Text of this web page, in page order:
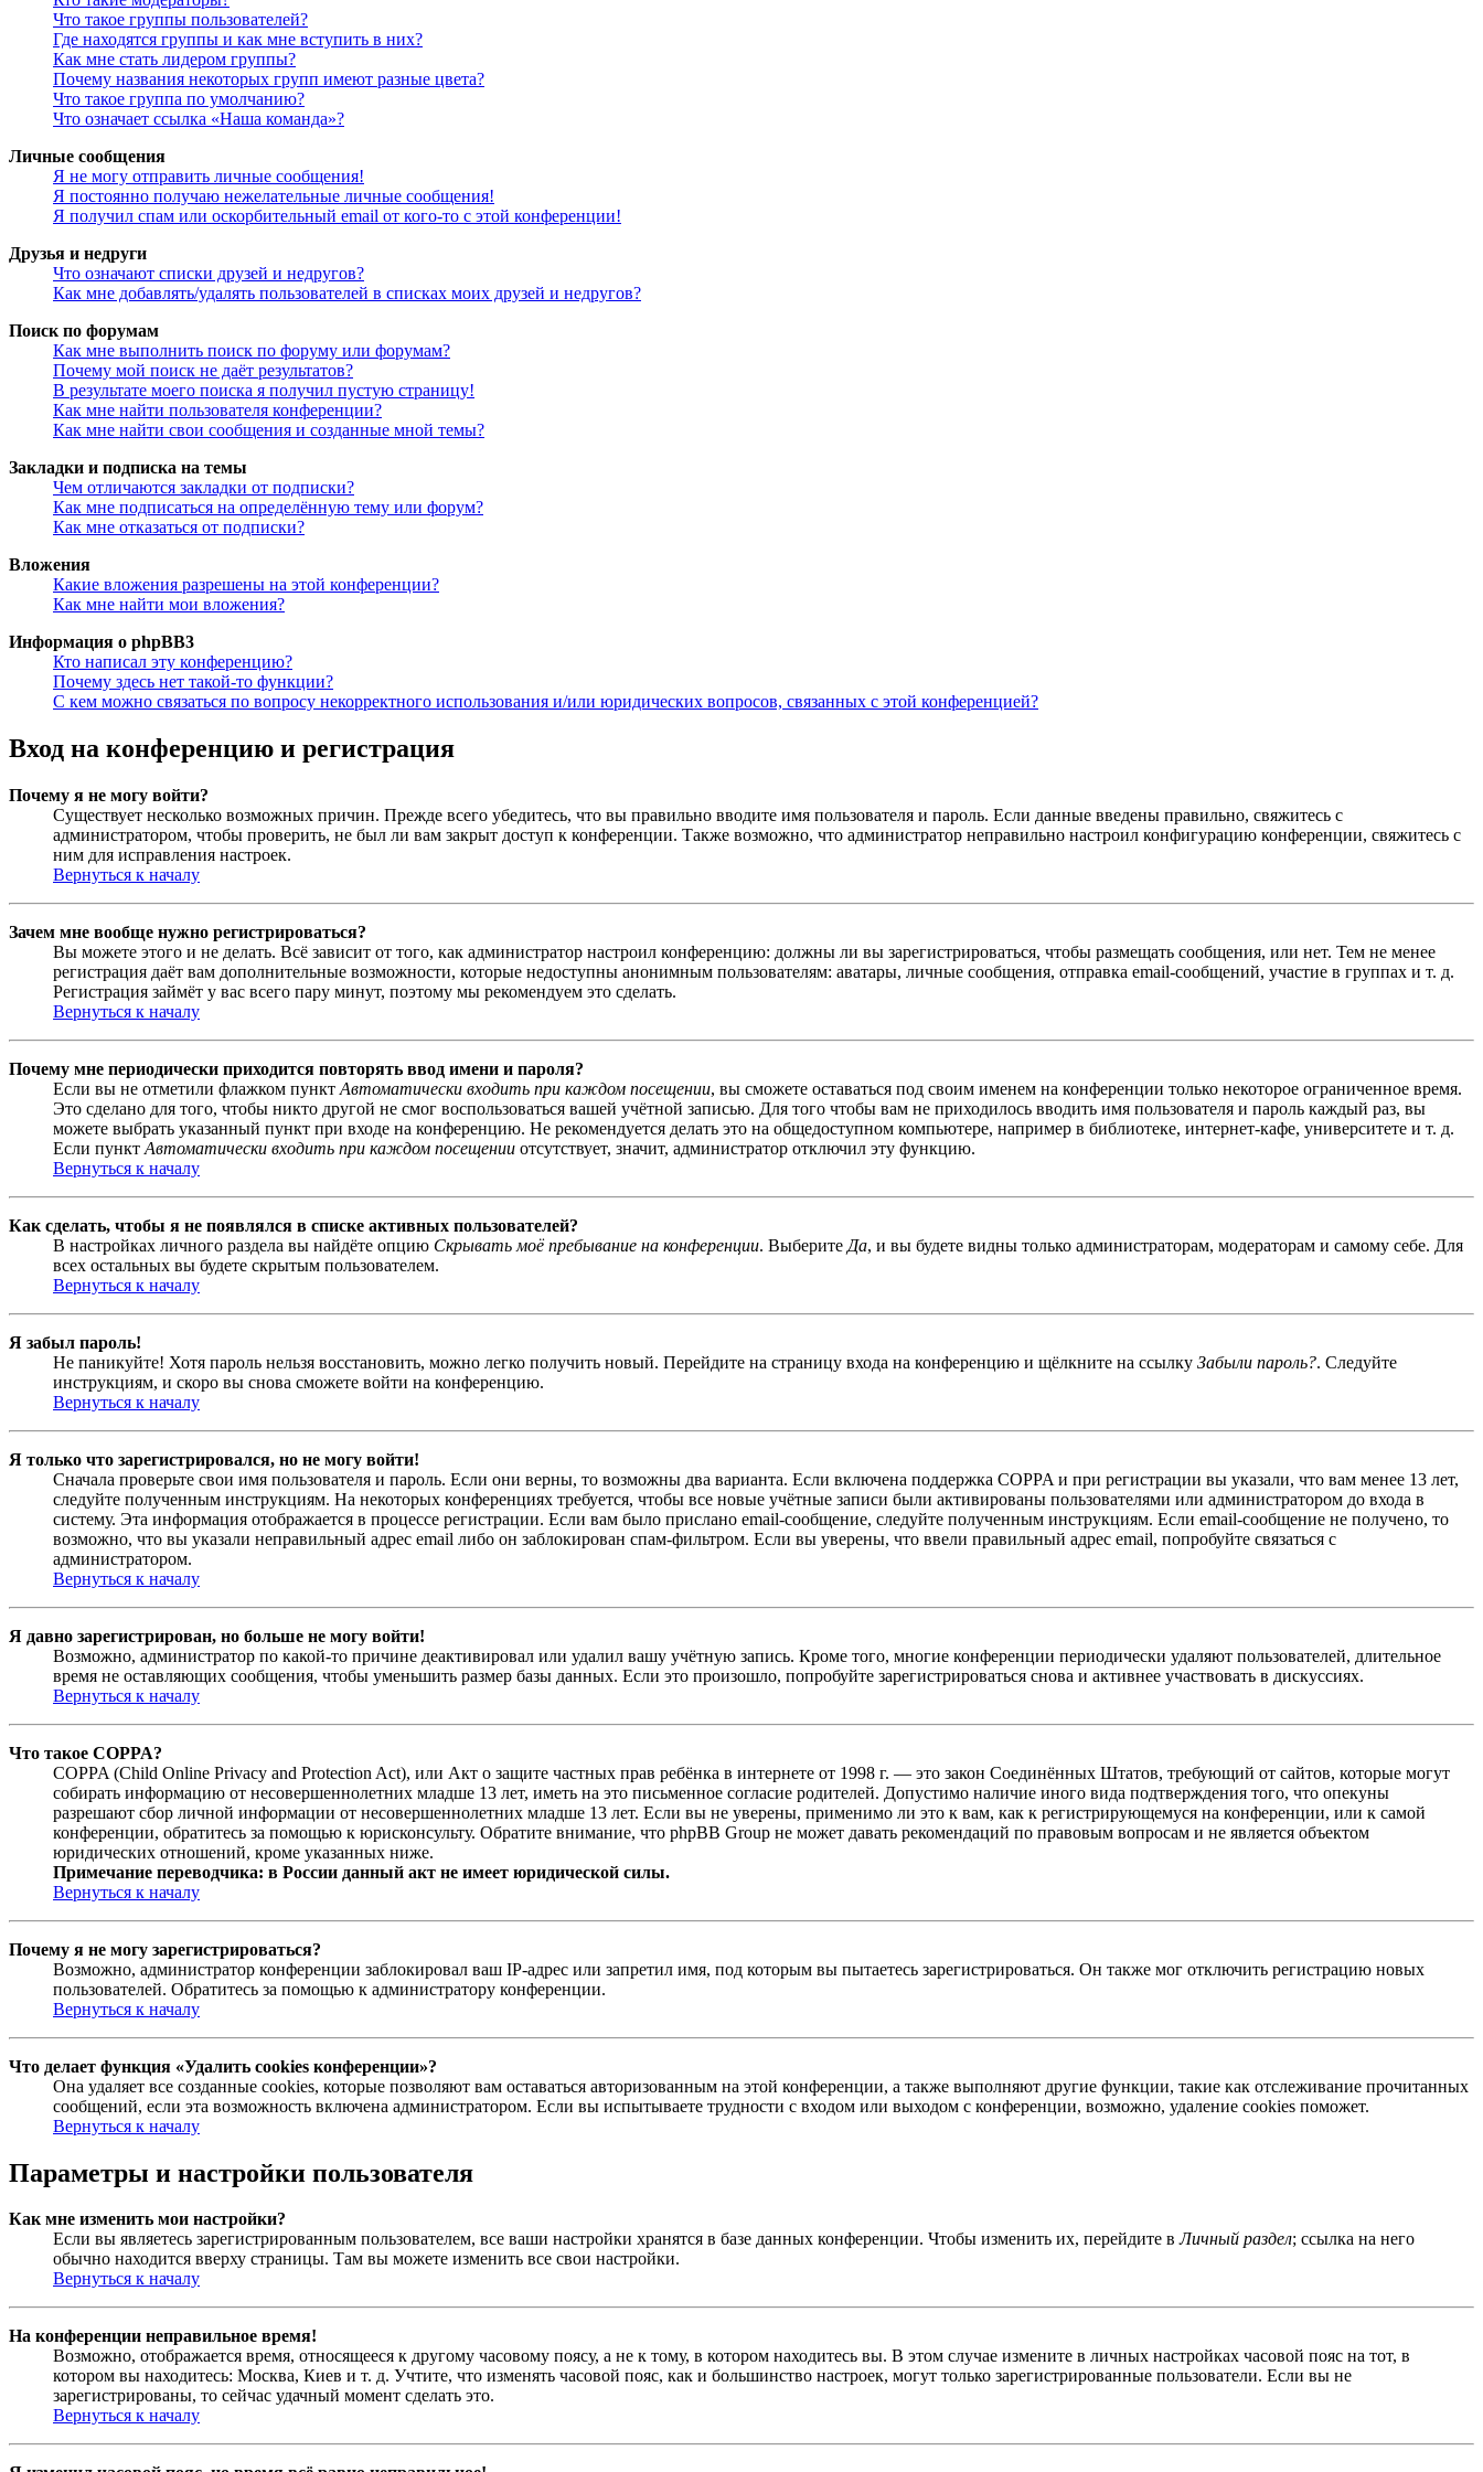
Что такое группы пользователей?
Где находятся группы и как мне вступить в них?
Как мне стать лидером группы?
Почему названия некоторых групп имеют разные цвета?
Что такое группа по умолчанию?
Что означает ссылка «Наша команда»?
Личные сообщения
Я не могу отправить личные сообщения!
Я постоянно получаю нежелательные личные сообщения!
Я получил спам или оскорбительный email от кого-то с этой конференции!
Друзья и недруги
Что означают списки друзей и недругов?
Как мне добавлять/удалять пользователей в списках моих друзей и недругов?
Поиск по форумам
Как мне выполнить поиск по форуму или форумам?
Почему мой поиск не даёт результатов?
В результате моего поиска я получил пустую страницу!
Как мне найти пользователя конференции?
Как мне найти свои сообщения и созданные мной темы?
Закладки и подписка на темы
Чем отличаются закладки от подписки?
Как мне подписаться на определённую тему или форум?
Как мне отказаться от подписки?
Вложения
Какие вложения разрешены на этой конференции?
Как мне найти мои вложения?
Информация о phpBB3
Кто написал эту конференцию?
Почему здесь нет такой-то функции?
С кем можно связаться по вопросу некорректного использования и/или юридических вопросов, связанных с этой конференцией?
Вход на конференцию и регистрация
Почему я не могу войти?
Существует несколько возможных причин. Прежде всего убедитесь, что вы правильно вводите имя пользователя и пароль. Если данные введены правильно, свяжитесь с
администратором, чтобы проверить, не был ли вам закрыт доступ к конференции. Также возможно, что администратор неправильно настроил конфигурацию конференции, свяжитесь с
ним для исправления настроек.
Вернуться к началу
Зачем мне вообще нужно регистрироваться?
Вы можете этого и не делать. Всё зависит от того, как администратор настроил конференцию: должны ли вы зарегистрироваться, чтобы размещать сообщения, или нет. Тем не менее
регистрация даёт вам дополнительные возможности, которые недоступны анонимным пользователям: аватары, личные сообщения, отправка email-сообщений, участие в группах и т. д.
Регистрация займёт у вас всего пару минут, поэтому мы рекомендуем это сделать.
Вернуться к началу
Почему мне периодически приходится повторять ввод имени и пароля?
Если вы не отметили флажком пункт Автоматически входить при каждом посещении, вы сможете оставаться под своим именем на конференции только некоторое ограниченное время.
Это сделано для того, чтобы никто другой не смог воспользоваться вашей учётной записью. Для того чтобы вам не приходилось вводить имя пользователя и пароль каждый раз, вы
можете выбрать указанный пункт при входе на конференцию. Не рекомендуется делать это на общедоступном компьютере, например в библиотеке, интернет-кафе, университете и т. д.
Если пункт Автоматически входить при каждом посещении отсутствует, значит, администратор отключил эту функцию.
Вернуться к началу
Как сделать, чтобы я не появлялся в списке активных пользователей?
В настройках личного раздела вы найдёте опцию Скрывать моё пребывание на конференции. Выберите Да, и вы будете видны только администраторам, модераторам и самому себе. Для
всех остальных вы будете скрытым пользователем.
Вернуться к началу
Я забыл пароль!
Не паникуйте! Хотя пароль нельзя восстановить, можно легко получить новый. Перейдите на страницу входа на конференцию и щёлкните на ссылку Забыли пароль?. Следуйте
инструкциям, и скоро вы снова сможете войти на конференцию.
Вернуться к началу
Я только что зарегистрировался, но не могу войти!
Сначала проверьте свои имя пользователя и пароль. Если они верны, то возможны два варианта. Если включена поддержка COPPA и при регистрации вы указали, что вам менее 13 лет,
следуйте полученным инструкциям. На некоторых конференциях требуется, чтобы все новые учётные записи были активированы пользователями или администратором до входа в
систему. Эта информация отображается в процессе регистрации. Если вам было прислано email-сообщение, следуйте полученным инструкциям. Если email-сообщение не получено, то
возможно, что вы указали неправильный адрес email либо он заблокирован спам-фильтром. Если вы уверены, что ввели правильный адрес email, попробуйте связаться с
администратором.
Вернуться к началу
Я давно зарегистрирован, но больше не могу войти!
Возможно, администратор по какой-то причине деактивировал или удалил вашу учётную запись. Кроме того, многие конференции периодически удаляют пользователей, длительное
время не оставляющих сообщения, чтобы уменьшить размер базы данных. Если это произошло, попробуйте зарегистрироваться снова и активнее участвовать в дискуссиях.
Вернуться к началу
Что такое COPPA?
COPPA (Child Online Privacy and Protection Act), или Акт о защите частных прав ребёнка в интернете от 1998 г. — это закон Соединённых Штатов, требующий от сайтов, которые могут
собирать информацию от несовершеннолетних младше 13 лет, иметь на это письменное согласие родителей. Допустимо наличие иного вида подтверждения того, что опекуны
разрешают сбор личной информации от несовершеннолетних младше 13 лет. Если вы не уверены, применимо ли это к вам, как к регистрирующемуся на конференции, или к самой
конференции, обратитесь за помощью к юрисконсульту. Обратите внимание, что phpBB Group не может давать рекомендаций по правовым вопросам и не является объектом
юридических отношений, кроме указанных ниже.
Примечание переводчика: в России данный акт не имеет юридической силы.
Вернуться к началу
Почему я не могу зарегистрироваться?
Возможно, администратор конференции заблокировал ваш IP-адрес или запретил имя, под которым вы пытаетесь зарегистрироваться. Он также мог отключить регистрацию новых
пользователей. Обратитесь за помощью к администратору конференции.
Вернуться к началу
Что делает функция «Удалить cookies конференции»?
Она удаляет все созданные cookies, которые позволяют вам оставаться авторизованным на этой конференции, а также выполняют другие функции, такие как отслеживание прочитанных
сообщений, если эта возможность включена администратором. Если вы испытываете трудности с входом или выходом с конференции, возможно, удаление cookies поможет.
Вернуться к началу
Параметры и настройки пользователя
Как мне изменить мои настройки?
Если вы являетесь зарегистрированным пользователем, все ваши настройки хранятся в базе данных конференции. Чтобы изменить их, перейдите вЛичный раздел; ссылка на него
обычно находится вверху страницы. Там вы можете изменить все свои настройки.
Вернуться к началу
На конференции неправильное время!
Возможно, отображается время, относящееся к другому часовому поясу, а не к тому, в котором находитесь вы. В этом случае измените в личных настройках часовой пояс на тот, в
котором вы находитесь: Москва, Киев и т. д. Учтите, что изменять часовой пояс, как и большинство настроек, могут только зарегистрированные пользователи. Если вы не
зарегистрированы, то сейчас удачный момент сделать это.
Вернуться к началу